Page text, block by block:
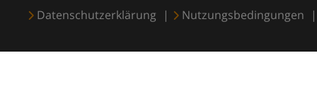
Datenschutzerklärung Nutzungsbedingungen